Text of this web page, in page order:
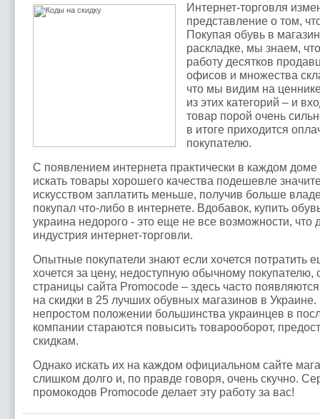
Интернет-торговля
представление о том,
Покупая обувь в
раскладке, мы знаем,
работу десятков
офисов и множества
что мы видим на
из этих категорий – и
товар порой очень
в итоге приходится
покупателю.
С появлением интернета практически в каждом
искать товары хорошего качества подешевле
искусством заплатить меньше, получив больше
покупал что-либо в интернете. Вдобавок, купить
украина недорого - это еще не все возможности,
индустрия интернет-торговли.
Опытные покупатели знают если хочется потратить
хочется за цену, недоступную обычному покупателю,
страницы сайта Promocode – здесь часто
на скидки в 25 лучших обувных магазинов в
непростом положении большинства украинцев в
компании стараются повысить товарооборот,
скидкам.
Однако искать их на каждом официальном сайте
слишком долго и, по правде говоря, очень скучно.
промокодов Promocode делает эту работу за вас!